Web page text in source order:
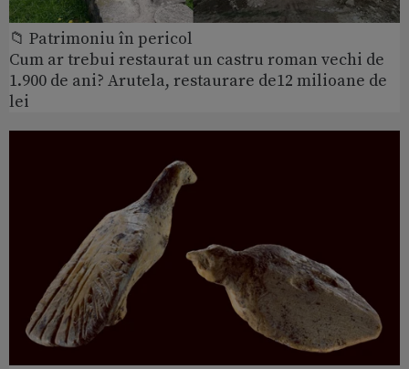
📁 Patrimoniu în pericol
Cum ar trebui restaurat un castru roman vechi de
1.900 de ani? Arutela, restaurare de12 milioane de
lei